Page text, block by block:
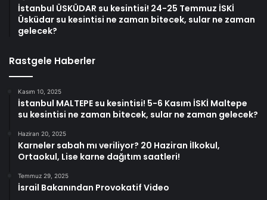
İstanbul ÜSKÜDAR su kesintisi! 24-25 Temmuz İSKİ
Üsküdar su kesintisi ne zaman bitecek, sular ne zaman
gelecek?
Rastgele Haberler
Kasım 10, 2025
İstanbul MALTEPE su kesintisi! 5-6 Kasım İSKİ Maltepe
su kesintisi ne zaman bitecek, sular ne zaman gelecek?
Haziran 20, 2025
Karneler sabah mı veriliyor? 20 Haziran İlkokul,
Ortaokul, Lise karne dağıtım saatleri!
Temmuz 29, 2025
İsrail Bakanından Provokatif Video